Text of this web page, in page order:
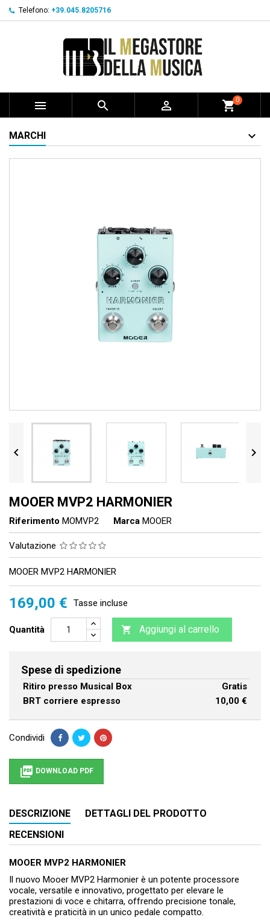
Telefono: +39.045.8205716
   shopping_cart0
MARCHI
 
MOOER MVP2 HARMONIER
Riferimento MOMVP2 Marca MOOER
Valutazione
MOOER MVP2 HARMONIER
169,00 € Tasse incluse
Quantità  Aggiungi al carrello
Spese di spedizione
Ritiro presso Musical Box
Gratis
BRT corriere espresso
10,00 €
Condividi
 DOWNLOAD PDF
DESCRIZIONE
DETTAGLI DEL PRODOTTO
RECENSIONI
MOOER MVP2 HARMONIER
Il nuovo Mooer MVP2 Harmonier è un potente processore
vocale, versatile e innovativo, progettato per elevare le
prestazioni di voce e chitarra, offrendo precisione tonale,
creatività e praticità in un unico pedale compatto.